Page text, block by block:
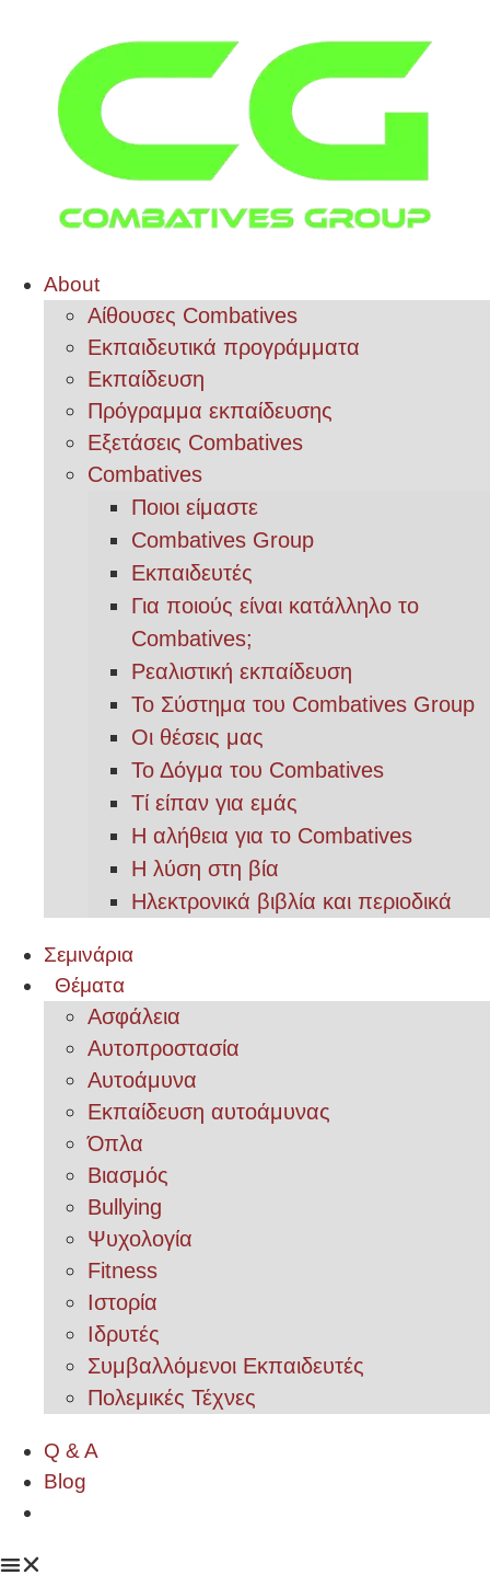
About
Αίθουσες Combatives
Εκπαιδευτικά προγράμματα
Εκπαίδευση
Πρόγραμμα εκπαίδευσης
Εξετάσεις Combatives
Combatives
Ποιοι είμαστε
Combatives Group
Εκπαιδευτές
Για ποιούς είναι κατάλληλο το
Combatives;
Ρεαλιστική εκπαίδευση
Το Σύστημα του Combatives Group
Οι θέσεις μας
Το Δόγμα του Combatives
Τί είπαν για εμάς
Η αλήθεια για το Combatives
Η λύση στη βία
Ηλεκτρονικά βιβλία και περιοδικά
Σεμινάρια
Θέματα
Ασφάλεια
Αυτοπροστασία
Αυτοάμυνα
Εκπαίδευση αυτοάμυνας
Όπλα
Βιασμός
Bullying
Ψυχολογία
Fitness
Ιστορία
Ιδρυτές
Συμβαλλόμενοι Εκπαιδευτές
Πολεμικές Τέχνες
Q & A
Blog